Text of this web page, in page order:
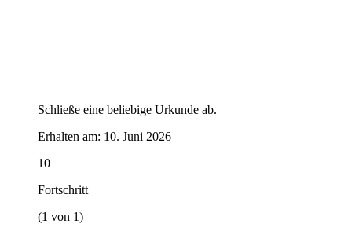
Schließe eine beliebige Urkunde ab.
Erhalten am: 10. Juni 2026
10
Fortschritt
(1 von 1)